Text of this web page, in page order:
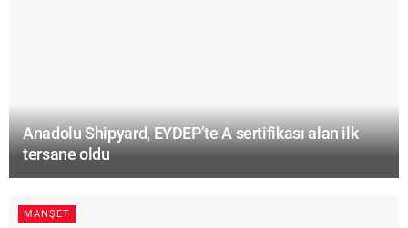
Anadolu Shipyard, EYDEP’te A sertifikası alan ilk
tersane oldu
MANŞET